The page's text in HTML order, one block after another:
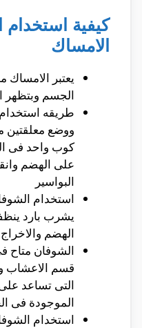
كيفية استخدام
الامساك
يعتبر
الجسم وبتظهر
طريقه
ووضع معلقتين
كوب واحد فى
على الهضم
البواسير
استخدام
يشرب بارد
الهضم والاخراج
الشوفان متاح
قسم الاعشاب
التى تساعد
الموجودة فى
استخدام